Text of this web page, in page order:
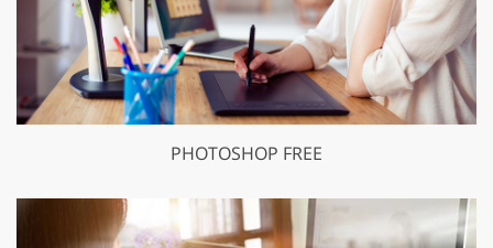
PHOTOSHOP FREE